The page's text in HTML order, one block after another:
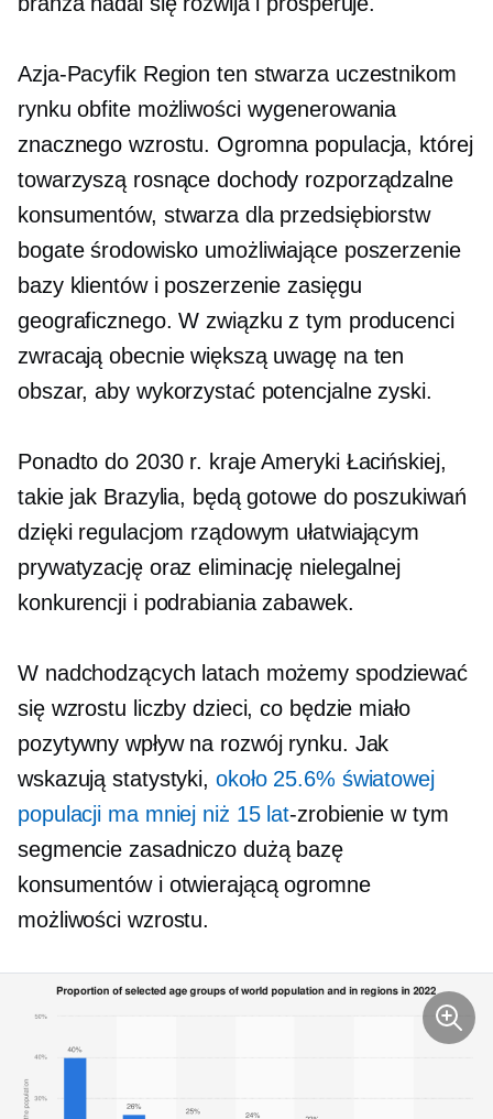
Azja-PacyfikRegion ten stwarza uczestnikom
rynku obfite możliwości wygenerowania
znacznego wzrostu. Ogromna populacja, której
towarzyszą rosnące dochody rozporządzalne
konsumentów, stwarza dla przedsiębiorstw
bogate środowisko umożliwiające poszerzenie
bazy klientów i poszerzenie zasięgu
geograficznego. W związku z tym producenci
zwracają obecnie większą uwagę na ten
obszar, aby wykorzystać potencjalne zyski.
Ponadto do 2030 r. kraje Ameryki Łacińskiej,
takie jak Brazylia, będą gotowe do poszukiwań
dzięki regulacjom rządowym ułatwiającym
prywatyzację oraz eliminację nielegalnej
konkurencji i podrabiania zabawek.
W nadchodzących latach możemy spodziewać
się wzrostu liczby dzieci, co będzie miało
pozytywny wpływ na rozwój rynku. Jak
wskazują statystyki, około 25.6% światowej
populacji ma mniej niż 15 lat-zrobienie w tym
segmencie zasadniczo dużą bazę
konsumentów i otwierającą ogromne
możliwości wzrostu.